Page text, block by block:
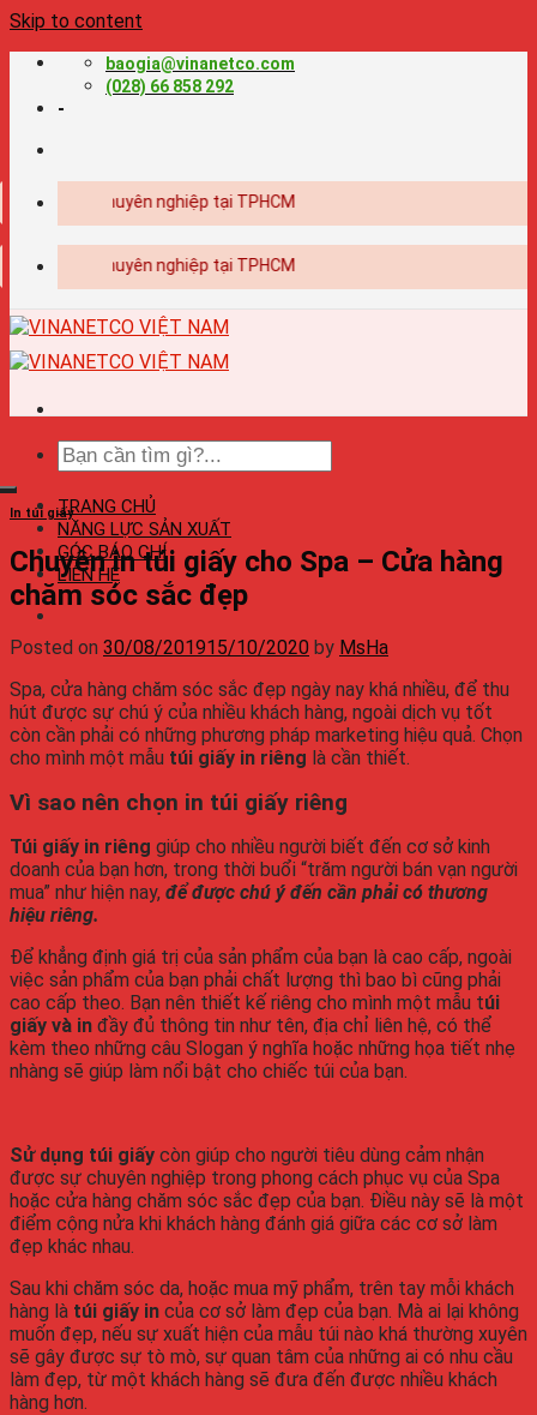
Skip to content
baogia@vinanetco.com
(028) 66 858 292
-
in ấn chuyên nghiệp tại TPHCM
in ấn chuyên nghiệp tại TPHCM
TRANG CHỦ
NĂNG LỰC SẢN XUẤT
GÓC BÁO CHÍ
LIÊN HỆ
In túi giấy
Chuyên in túi giấy cho Spa – Cửa hàng
chăm sóc sắc đẹp
Posted on 30/08/201915/10/2020 by MsHa
Spa, cửa hàng chăm sóc sắc đẹp ngày nay khá nhiều, để thu
hút được sự chú ý của nhiều khách hàng, ngoài dịch vụ tốt
còn cần phải có những phương pháp marketing hiệu quả. Chọn
cho mình một mẫu túi giấy in riêng là cần thiết.
Vì sao nên chọn in túi giấy riêng
Túi giấy in riêng giúp cho nhiều người biết đến cơ sở kinh
doanh của bạn hơn, trong thời buổi “trăm người bán vạn người
mua” như hiện nay, để được chú ý đến cần phải có thương
hiệu riêng.
Để khẳng định giá trị của sản phẩm của bạn là cao cấp, ngoài
việc sản phẩm của bạn phải chất lượng thì bao bì cũng phải
cao cấp theo. Bạn nên thiết kế riêng cho mình một mẫu túi
giấy và in đầy đủ thông tin như tên, địa chỉ liên hệ, có thể
kèm theo những câu Slogan ý nghĩa hoặc những họa tiết nhẹ
nhàng sẽ giúp làm nổi bật cho chiếc túi của bạn.
Sử dụng túi giấy còn giúp cho người tiêu dùng cảm nhận
được sự chuyên nghiệp trong phong cách phục vụ của Spa
hoặc cửa hàng chăm sóc sắc đẹp của bạn. Điều này sẽ là một
điểm cộng nửa khi khách hàng đánh giá giữa các cơ sở làm
đẹp khác nhau.
Sau khi chăm sóc da, hoặc mua mỹ phẩm, trên tay mỗi khách
hàng là túi giấy in của cơ sở làm đẹp của bạn. Mà ai lại không
muốn đẹp, nếu sự xuất hiện của mẫu túi nào khá thường xuyên
sẽ gây được sự tò mò, sự quan tâm của những ai có nhu cầu
làm đẹp, từ một khách hàng sẽ đưa đến được nhiều khách
hàng hơn.